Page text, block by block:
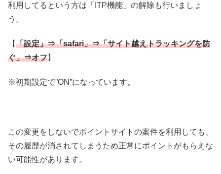
利用してるという方は「ITP機能」の解除も行いましょ
う。
【「設定」⇒「safari」⇒「サイト越えトラッキングを防
ぐ」⇒オフ】
※初期設定で”ON”になっています。
この変更をしないでポイントサイトの案件を利用しても、
その履歴が消されてしまうため正常にポイントがもらえな
い可能性があります。